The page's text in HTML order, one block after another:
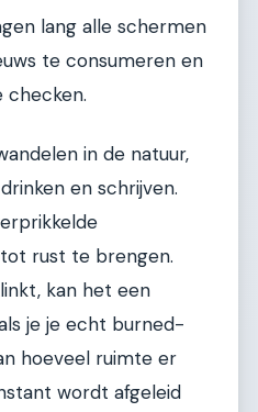
lang alle schermen
te consumeren en
checken.
in de natuur,
en schrijven.
rust te brengen.
kan het een
je je echt burned-
hoeveel ruimte er
wordt afgeleid